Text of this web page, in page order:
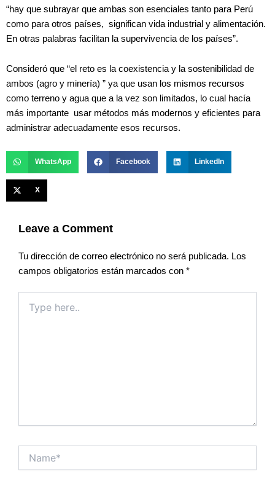
“hay que subrayar que ambas son esenciales tanto para Perú
como para otros países, significan vida industrial y alimentación.
En otras palabras facilitan la supervivencia de los países”.
Consideró que “el reto es la coexistencia y la sostenibilidad de
ambos (agro y minería) ” ya que usan los mismos recursos
como terreno y agua que a la vez son limitados, lo cual hacía
más importante usar métodos más modernos y eficientes para
administrar adecuadamente esos recursos.
WhatsApp Facebook LinkedIn
X
Leave a Comment
Tu dirección de correo electrónico no será publicada. Los
campos obligatorios están marcados con *
here..